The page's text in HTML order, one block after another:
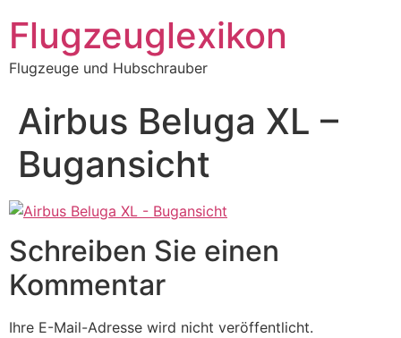
Inhalt
springen
Flugzeuglexikon
Flugzeuge und Hubschrauber
Airbus Beluga XL –
Bugansicht
Schreiben Sie einen
Kommentar
Ihre E-Mail-Adresse wird nicht veröffentlicht.